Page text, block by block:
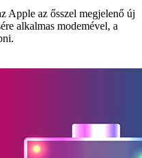
Apple az ősszel megjelenő új
alkalmas modemével, a